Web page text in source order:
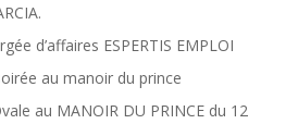
d’affaires ESPERTIS EMPLOI
au manoir du prince
au MANOIR DU PRINCE du 12